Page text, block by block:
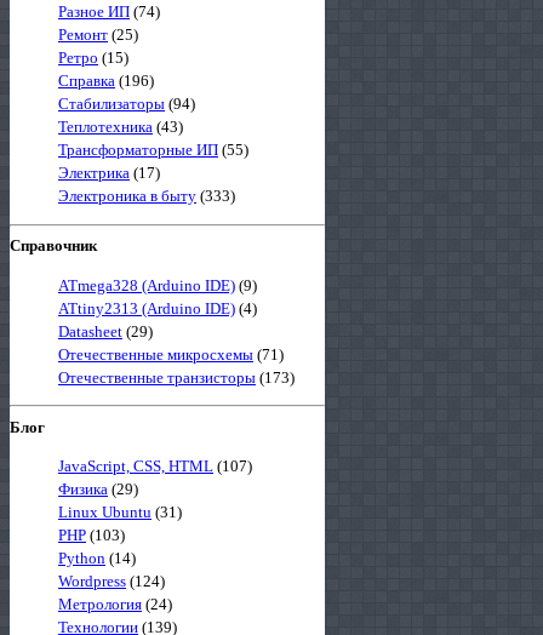
Разное ИП (74)
Ремонт (25)
Ретро (15)
Справка (196)
Стабилизаторы (94)
Теплотехника (43)
Трансформаторные ИП (55)
Электрика (17)
Электроника в быту (333)
Справочник
ATmega328 (Arduino IDE) (9)
ATtiny2313 (Arduino IDE) (4)
Datasheet (29)
Отечественные микросхемы (71)
Отечественные транзисторы (173)
Блог
JavaScript, CSS, HTML (107)
Физика (29)
Linux Ubuntu (31)
PHP (103)
Python (14)
Wordpress (124)
Метрология (24)
Технологии (139)